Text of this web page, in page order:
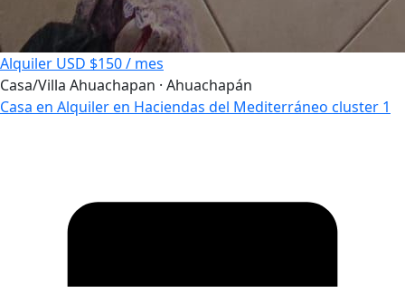
Alquiler USD $150 / mes
Casa/Villa Ahuachapan · Ahuachapán
Casa en Alquiler en Haciendas del Mediterráneo cluster 1